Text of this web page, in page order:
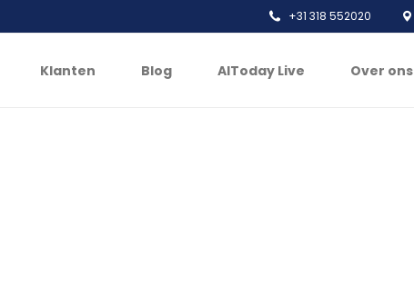
+31 318 552020
Klanten Blog AIToday Live Over ons